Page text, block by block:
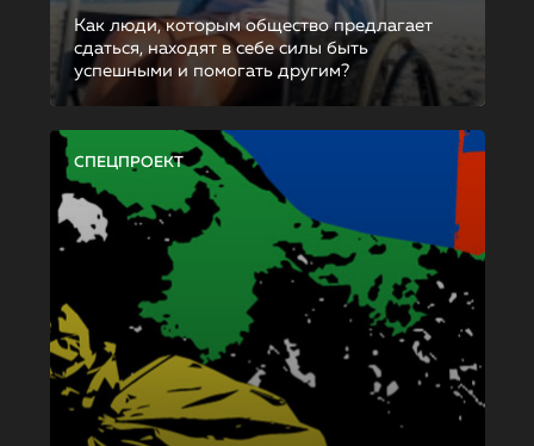
Как люди, которым общество предлагает
сдаться, находят в себе силы быть
успешными и помогать другим?
СПЕЦПРОЕКТ